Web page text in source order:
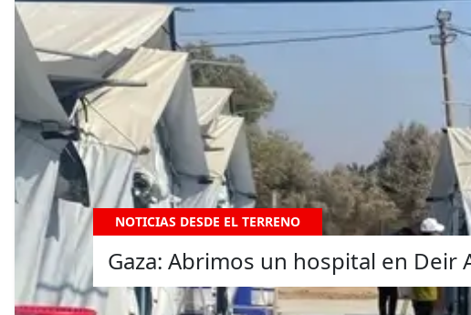
NOTICIAS DESDE EL TERRENO
Gaza: Abrimos un hospital en Deir